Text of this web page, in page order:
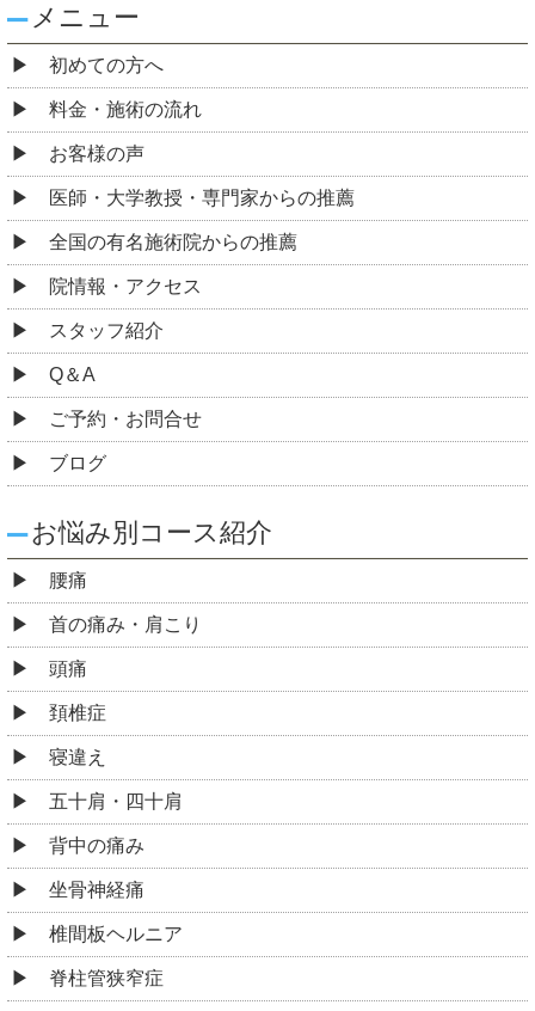
メニュー
初めての方へ
料金・施術の流れ
お客様の声
医師・大学教授・専門家からの推薦
全国の有名施術院からの推薦
院情報・アクセス
スタッフ紹介
Q＆A
ご予約・お問合せ
ブログ
お悩み別コース紹介
腰痛
首の痛み・肩こり
頭痛
頚椎症
寝違え
五十肩・四十肩
背中の痛み
坐骨神経痛
椎間板ヘルニア
脊柱管狭窄症